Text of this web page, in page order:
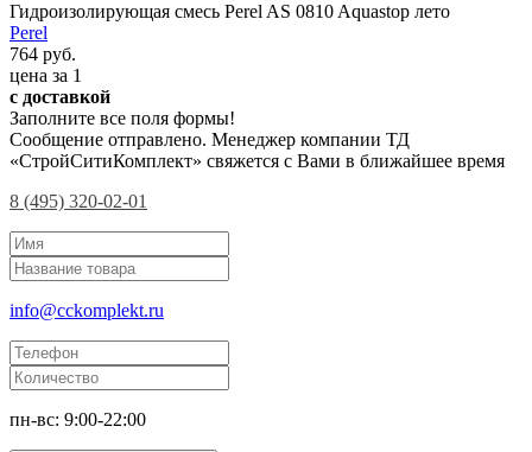
Гидроизолирующая смесь Perel AS 0810 Aquastop лето
Perel
764 руб.
цена за 1
с доставкой
Заполните все поля формы!
Сообщение отправлено. Менеджер компании ТД
«СтройСитиКомплект» свяжется с Вами в ближайшее время
8 (495) 320-02-01
info@cckomplekt.ru
пн-вс: 9:00-22:00